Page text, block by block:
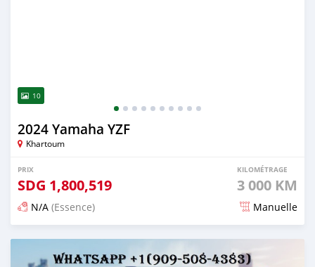
10
2024 Yamaha YZF
Khartoum
PRIX
SDG 1,800,519
KILOMÉTRAGE
3 000 KM
N/A (Essence) Manuelle
Publié il y a 5 mois